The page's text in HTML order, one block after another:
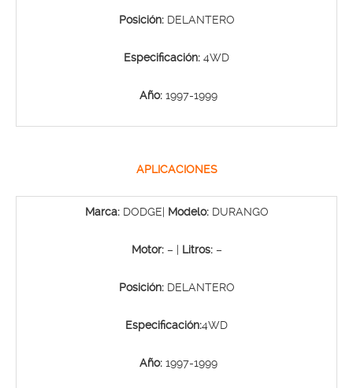
Posición:DELANTERO
Especificación: 4WD
Año:1997-1999
APLICACIONES
Marca:DODGE| Modelo: DURANGO
Motor:– | Litros:–
Posición:DELANTERO
Especificación:4WD
Año:1997-1999